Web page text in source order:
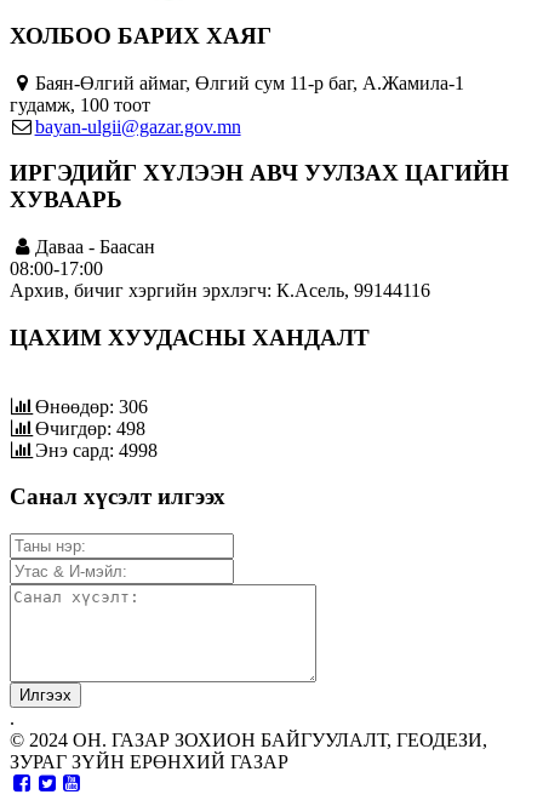
ХОЛБОО БАРИХ ХАЯГ
Баян-Өлгий аймаг, Өлгий сум 11-р баг, А.Жамила-1
гудамж, 100 тоот
bayan-ulgii@gazar.gov.mn
ИРГЭДИЙГ ХҮЛЭЭН АВЧ УУЛЗАХ ЦАГИЙН
ХУВААРЬ
Даваа - Баасан
08:00-17:00
Архив, бичиг хэргийн эрхлэгч: К.Асель, 99144116
ЦАХИМ ХУУДАСНЫ ХАНДАЛТ
Өнөөдөр: 306
Өчигдөр: 498
Энэ сард: 4998
Санал хүсэлт илгээх
.
© 2024 ОН. ГАЗАР ЗОХИОН БАЙГУУЛАЛТ, ГЕОДЕЗИ,
ЗУРАГ ЗҮЙН ЕРӨНХИЙ ГАЗАР